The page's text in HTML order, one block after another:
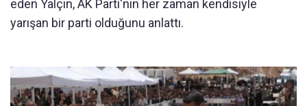
eden Yalçın, AK Parti'nin her zaman kendisiyle
yarışan bir parti olduğunu anlattı.